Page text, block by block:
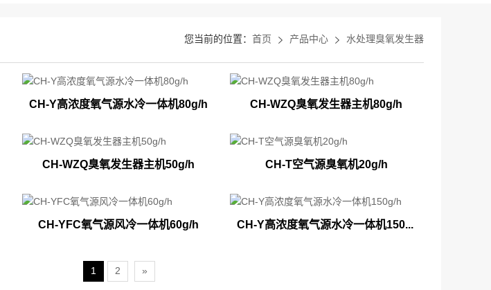
您当前的位置： 首页 产品中心 水处理臭氧发生器
CH-Y高浓度氧气源水冷一体机80g/h CH-WZQ臭氧发生器主机80g/h
CH-WZQ臭氧发生器主机50g/h CH-T空气源臭氧机20g/h
CH-YFC氧气源风冷一体机60g/h CH-Y高浓度氧气源水冷一体机150g/h
1 2 »